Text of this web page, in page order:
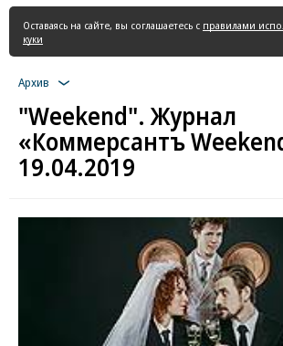
страница
Оставаясь на сайте, вы соглашаетесь с правилами
куки
Архив
"Weekend". Журнал
«Коммерсантъ
19.04.2019